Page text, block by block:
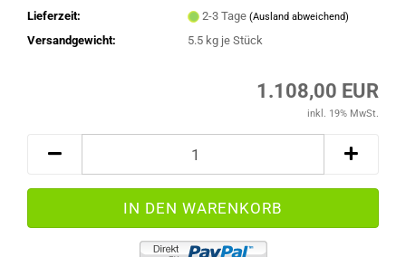
Lieferzeit:
2-3 Tage (Ausland abweichend)
Versandgewicht: 5.5kg je Stück
1.108,00 EUR
inkl. 19% MwSt.